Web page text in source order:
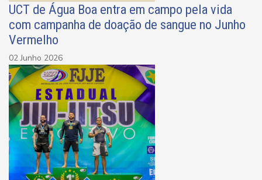
UCT de Água Boa entra em campo pela vida
com campanha de doação de sangue no Junho
Vermelho
02 Junho 2026